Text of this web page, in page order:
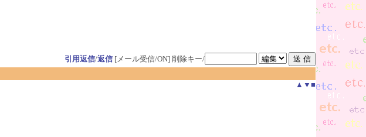
引用返信/返信 [メール受信/ON] 削除キー/
▲ ▼ ■